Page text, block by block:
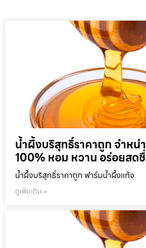
น้ำผึ้งบริสุทธิ์ราคาถูก จำหน่
100% หอม หวาน อร่อยสด
น้ำผึ้งบริสุทธิ์ราคาถูก ฟาร์มน้ำผึ้งแท้จ
ดูเพิ่มเติม »